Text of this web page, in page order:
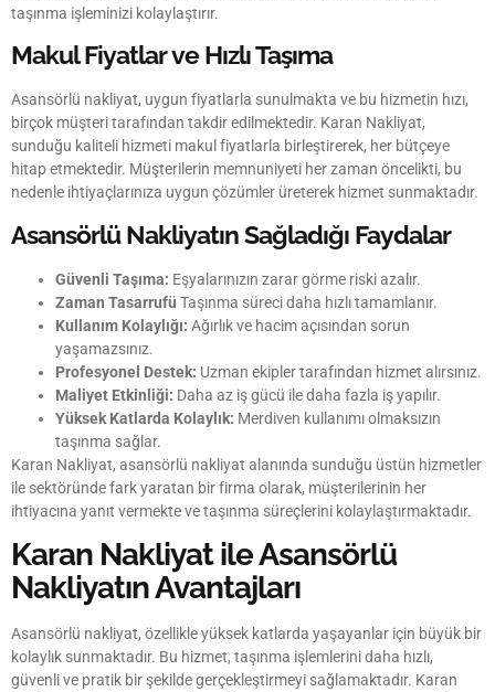
taşınma işleminizi kolaylaştırır.
Makul Fiyatlar ve Hızlı Taşıma
Asansörlü nakliyat, uygun fiyatlarla sunulmakta ve bu hizmetin hızı,
birçok müşteri tarafından takdir edilmektedir. Karan Nakliyat,
sunduğu kaliteli hizmeti makul fiyatlarla birleştirerek, her bütçeye
hitap etmektedir. Müşterilerin memnuniyeti her zaman öncelikti, bu
nedenle ihtiyaçlarınıza uygun çözümler üreterek hizmet sunmaktadır.
Asansörlü Nakliyatın Sağladığı Faydalar
Güvenli Taşıma: Eşyalarınızın zarar görme riski azalır.
Zaman Tasarrufü Taşınma süreci daha hızlı tamamlanır.
Kullanım Kolaylığı: Ağırlık ve hacim açısından sorun
yaşamazsınız.
Profesyonel Destek: Uzman ekipler tarafından hizmet alırsınız.
Maliyet Etkinliği: Daha az iş gücü ile daha fazla iş yapılır.
Yüksek Katlarda Kolaylık: Merdiven kullanımı olmaksızın
taşınma sağlar.
Karan Nakliyat, asansörlü nakliyat alanında sunduğu üstün hizmetler
ile sektöründe fark yaratan bir firma olarak, müşterilerinin her
ihtiyacına yanıt vermekte ve taşınma süreçlerini kolaylaştırmaktadır.
Karan Nakliyat ile Asansörlü
Nakliyatın Avantajları
Asansörlü nakliyat, özellikle yüksek katlarda yaşayanlar için büyük bir
kolaylık sunmaktadır. Bu hizmet, taşınma işlemlerini daha hızlı,
güvenli ve pratik bir şekilde gerçekleştirmeyi sağlamaktadır. Karan